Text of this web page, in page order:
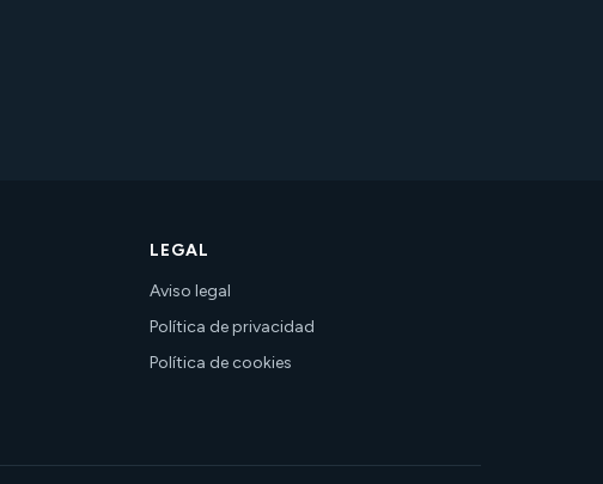
LEGAL
Aviso legal
Política de privacidad
Política de cookies